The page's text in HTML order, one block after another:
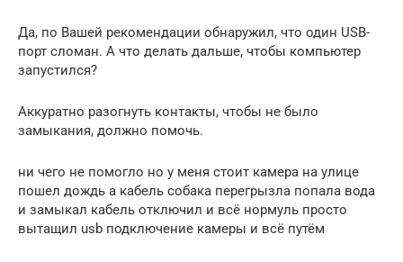
Да, по Вашей рекомендации обнаружил, что один USB-
порт сломан. А что делать дальше, чтобы компьютер
запустился?
Аккуратно разогнуть контакты, чтобы не было
замыкания, должно помочь.
ни чего не помогло но у меня стоит камера на улице
пошел дождь а кабель собака перегрызла попала вода
и замыкал кабель отключил и всё нормуль просто
вытащил usb подключение камеры и всё путём